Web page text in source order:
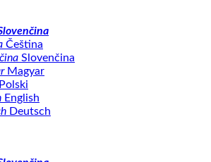
Čeština
Slovenčina
Magyar
Polski
English
Deutsch